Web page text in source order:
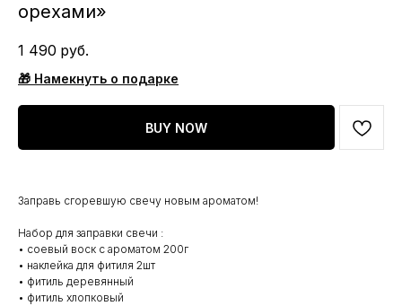
орехами»
1 490 руб.
🎁 Намекнуть о подарке
BUY NOW
Заправь сгоревшую свечу новым ароматом!
Набор для заправки свечи :
• соевый воск с ароматом 200г
• наклейка для фитиля 2шт
• фитиль деревянный
• фитиль хлопковый